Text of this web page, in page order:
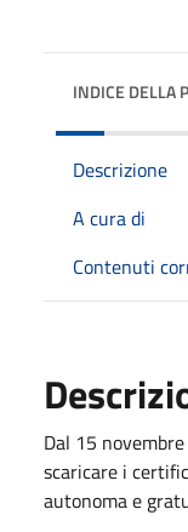
INDICE DELLA
Descrizione
A cura di
Contenuti
Dal 15
scaricare i
autonoma e